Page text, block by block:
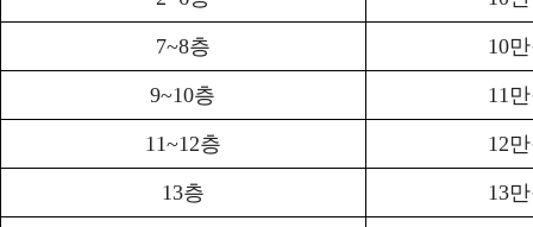
7~8층 10
9~10층 11
11~12층 12
13층 13